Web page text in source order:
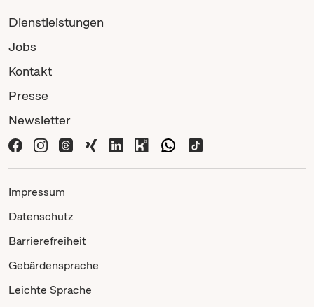
Dienstleistungen
Jobs
Kontakt
Presse
Newsletter
Impressum
Datenschutz
Barrierefreiheit
Gebärdensprache
Leichte Sprache